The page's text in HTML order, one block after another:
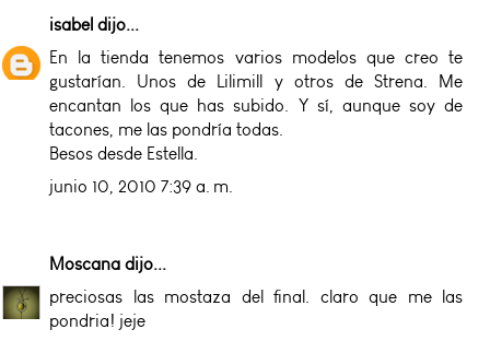
isabel dijo...
En la tienda tenemos varios modelos que creo te
gustarían. Unos de Lilimill y otros de Strena. Me
encantan los que has subido. Y sí, aunque soy de
tacones, me las pondría todas.
Besos desde Estella.
junio 10, 2010 7:39 a. m.
Moscana dijo...
preciosas las mostaza del final. claro que me las
pondria! jeje